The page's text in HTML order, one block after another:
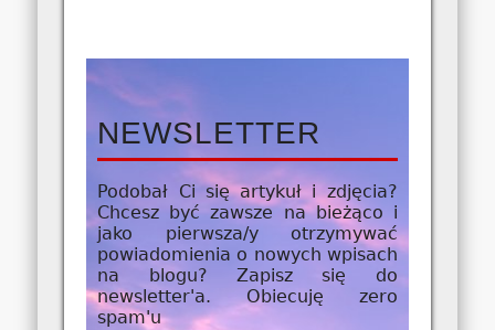
NEWSLETTER
Podobał Ci się artykuł i zdjęcia?
Chcesz być zawsze na bieżąco i
jako pierwsza/yotrzymywać
powiadomienia o nowych wpisach
na blogu? Zapisz się do
newsletter'a. Obiecuję zero
spam'u